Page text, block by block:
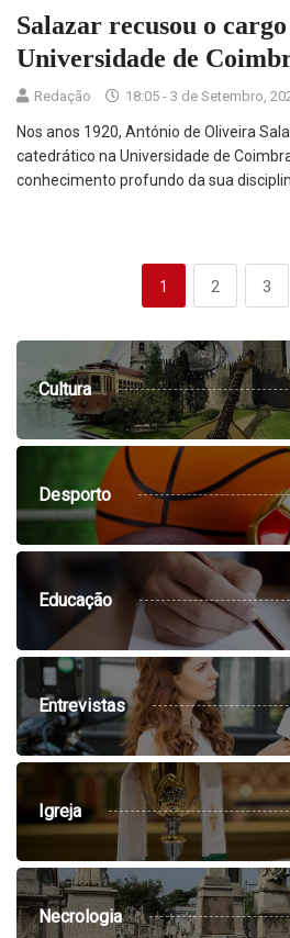
Salazar recusou o
Universidade de
Redação 18:05 - 3 de Setembro,
Nos anos 1920, António de Oliveira
catedrático na Universidade de
conhecimento profundo da sua
1 2 3
Cultura
Desporto
Educação
Entrevistas
Igreja
Necrologia